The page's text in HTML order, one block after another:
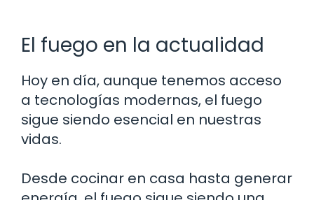
El fuego en la actualidad
Hoy en día, aunque tenemos acceso
a tecnologías modernas, el fuego
sigue siendo esencial en nuestras
vidas.
Desde cocinar en casa hasta generar